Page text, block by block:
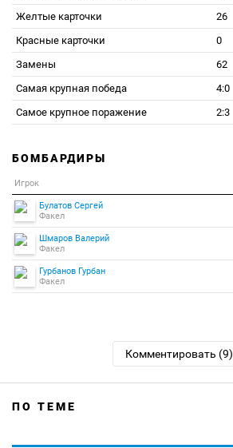
Желтые карточки
26
Красные карточки
0
Замены
62
Самая крупная победа
4:0
Самое крупное поражение
2:3
БОМБАРДИРЫ
Игрок
Булатов Сергей
Факел
Шмаров Валерий
Факел
Гурбанов Гурбан
Факел
Комментировать (9)
ПО ТЕМЕ